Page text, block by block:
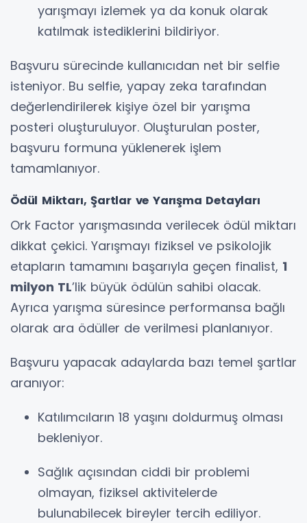
yarışmayı izlemek ya da konuk olarak
katılmak istediklerini bildiriyor.
Başvuru sürecinde kullanıcıdan net bir selfie
isteniyor. Bu selfie, yapay zeka tarafından
değerlendirilerek kişiye özel bir yarışma
posteri oluşturuluyor. Oluşturulan poster,
başvuru formuna yüklenerek işlem
tamamlanıyor.
Ödül Miktarı, Şartlar ve Yarışma Detayları
Ork Factor yarışmasında verilecek ödül miktarı
dikkat çekici. Yarışmayı fiziksel ve psikolojik
etapların tamamını başarıyla geçen finalist, 1
milyon TL’lik büyük ödülün sahibi olacak.
Ayrıca yarışma süresince performansa bağlı
olarak ara ödüller de verilmesi planlanıyor.
Başvuru yapacak adaylarda bazı temel şartlar
aranıyor:
Katılımcıların 18 yaşını doldurmuş olması
bekleniyor.
Sağlık açısından ciddi bir problemi
olmayan, fiziksel aktivitelerde
bulunabilecek bireyler tercih ediliyor.